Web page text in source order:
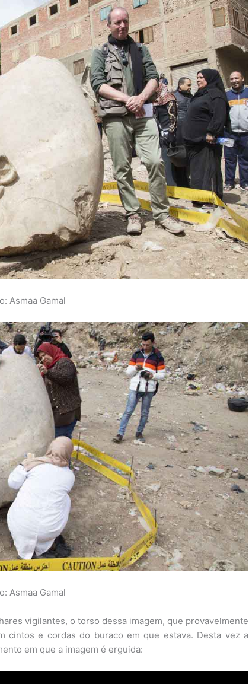
Asmaa Gamal
Asmaa Gamal
vigilantes, o torso dessa imagem, que provavelmente
cintos e cordas do buraco em que estava. Desta vez a
em que a imagem é erguida: